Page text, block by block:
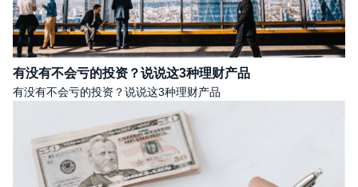
有没有不会亏的投资？说说这3种理财产品
有没有不会亏的投资？说说这3种理财产品